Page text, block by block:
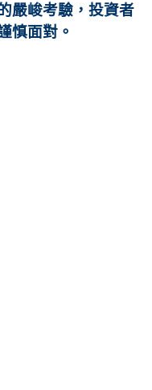
嚴峻考驗，投資者
慎面對。